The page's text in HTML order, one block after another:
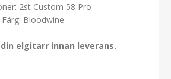
2st Custom 58 Pro
Bloodwine.
elgitarr innan leverans.